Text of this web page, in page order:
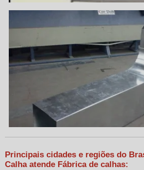
Principais cidades e regiões do
Calha atende Fábrica de calhas: